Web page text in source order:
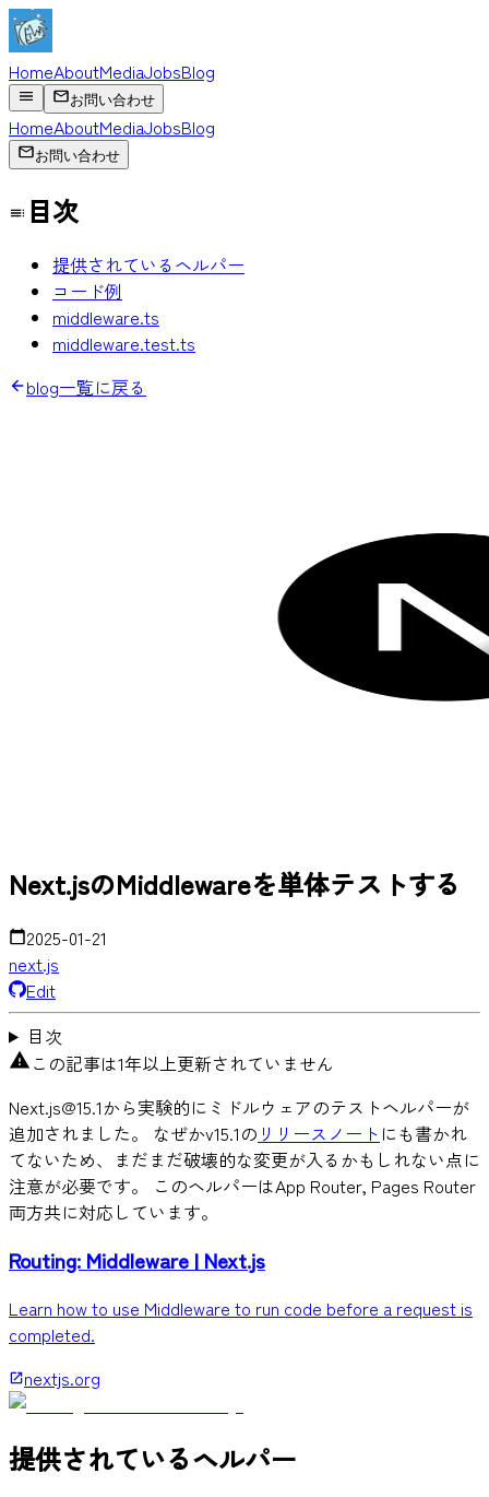
HomeAboutMediaJobsBlog
お問い合わせ
HomeAboutMediaJobsBlog
お問い合わせ
目次
提供されているヘルパー
コード例
middleware.ts
middleware.test.ts
blog一覧に戻る
Next.jsのMiddlewareを単体テストする
2025-01-21
next.js
Edit
目次
この記事は1年以上更新されていません
Next.js@15.1から実験的にミドルウェアのテストヘルパーが
追加されました。 なぜかv15.1の リリースノート にも書かれ
てないため、まだまだ破壊的な変更が入るかもしれない点に
注意が必要です。 このヘルパーはApp Router, Pages Router
両方共に対応しています。
Routing: Middleware | Next.js
Learn how to use Middleware to run code before a request is
completed.
nextjs.org
提供されているヘルパー